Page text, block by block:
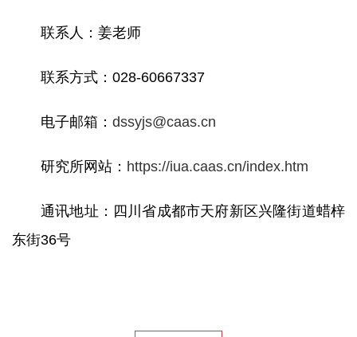
联系人：姜老师
联系方式：028-60667337
电子邮箱： dssyjs@caas.cn
研究所网站： https://iua.caas.cn/index.htm
通讯地址：四川省成都市天府新区兴隆街道蜡梓
东街36号